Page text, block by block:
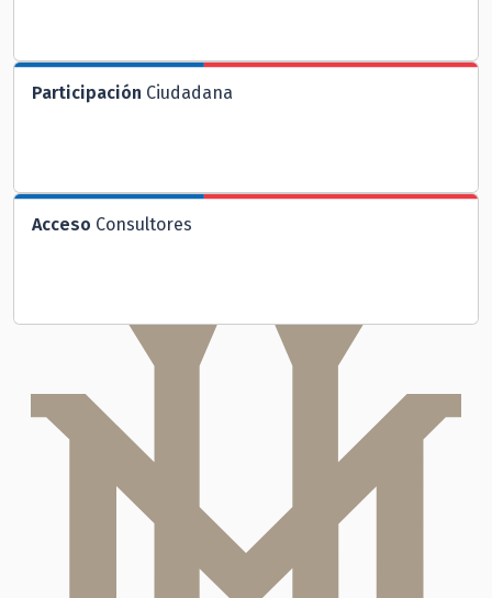
Participación Ciudadana
Acceso Consultores